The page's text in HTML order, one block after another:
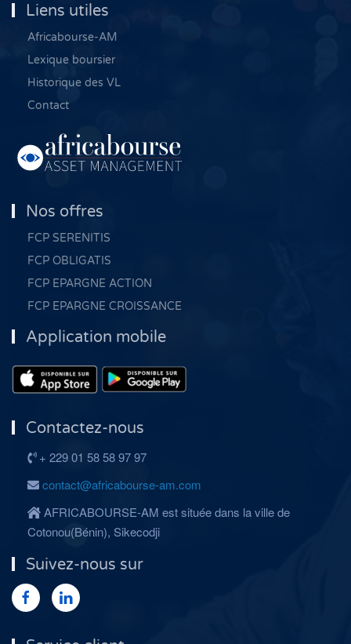
Liens utiles
Africabourse-AM
Lexique boursier
Historique des VL
Contact
Nos offres
FCP SERENITIS
FCP OBLIGATIS
FCP EPARGNE ACTION
FCP EPARGNE CROISSANCE
Application mobile
Contactez-nous
+ 229 01 58 58 97 97
contact@africabourse-am.com
AFRICABOURSE-AM est située dans la ville de
Cotonou(Bénin), Sikecodji
Suivez-nous sur